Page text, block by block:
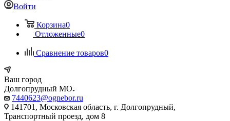
Войти
Корзина0
Отложенные0
Сравнение товаров0
Ваш город
Долгопрудный МО
7440623@ognebor.ru
141701, Московская область, г. Долгопрудный,
Транспортный проезд, дом 8